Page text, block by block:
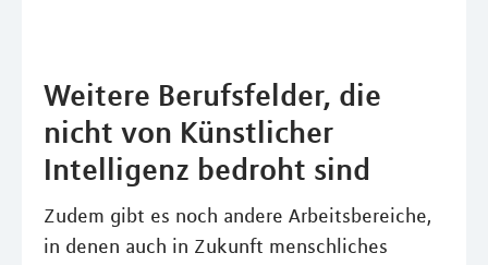
Weitere Berufsfelder, die
nicht von Künstlicher
Intelligenz bedroht sind
Zudem gibt es noch andere Arbeitsbereiche,
in denen auch in Zukunft menschliches